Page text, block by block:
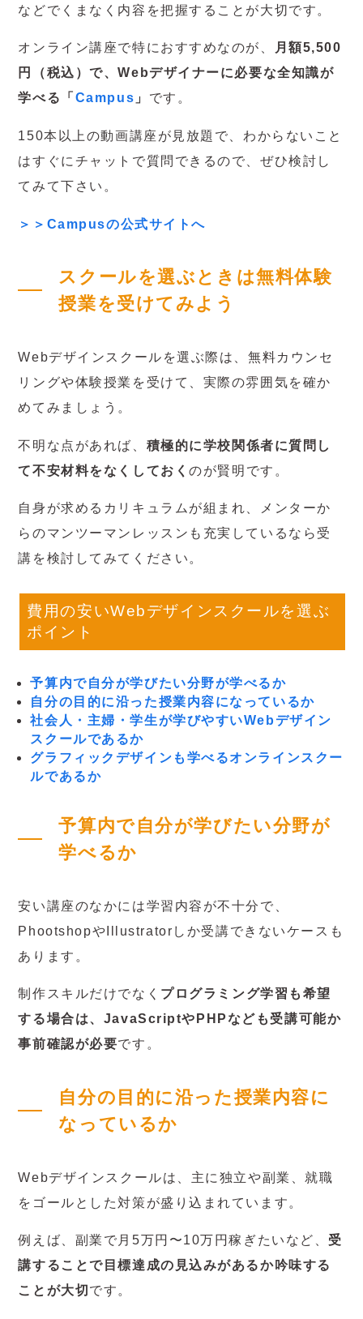
などでくまなく内容を把握することが大切です。
オンライン講座で特におすすめなのが、
月額5,500
円（税込）で、Webデザイナーに必要な全知識が
学べる「 Campus 」 です。
150本以上の動画講座が見放題で、わからないこと
はすぐにチャットで質問できるので、ぜひ検討し
てみて下さい。
＞＞Campusの公式サイトへ
スクールを選ぶときは無料体験
授業を受けてみよう
Webデザインスクールを選ぶ際は、無料カウンセ
リングや体験授業を受けて、実際の雰囲気を確か
めてみましょう。
不明な点があれば、 積極的に学校関係者に質問し
て不安材料をなくしておくのが賢明です。
自身が求めるカリキュラムが組まれ、メンターか
らのマンツーマンレッスンも充実しているなら受
講を検討してみてください。
費用の安いWebデザインスクールを選ぶ
ポイント
予算内で自分が学びたい分野が学べるか
自分の目的に沿った授業内容になっているか
社会人・主婦・学生が学びやすいWebデザイン
スクールであるか
グラフィックデザインも学べるオンラインスクー
ルであるか
予算内で自分が学びたい分野が
学べるか
安い講座のなかには学習内容が不十分で、
PhootshopやIllustratorしか受講できないケースも
あります。
制作スキルだけでなく プログラミング学習も希望
する場合は、JavaScriptやPHPなども受講可能か
事前確認が必要です。
自分の目的に沿った授業内容に
なっているか
Webデザインスクールは、主に独立や副業、就職
をゴールとした対策が盛り込まれています。
例えば、副業で月5万円〜10万円稼ぎたいなど、 受
講することで目標達成の見込みがあるか吟味する
ことが大切 です。